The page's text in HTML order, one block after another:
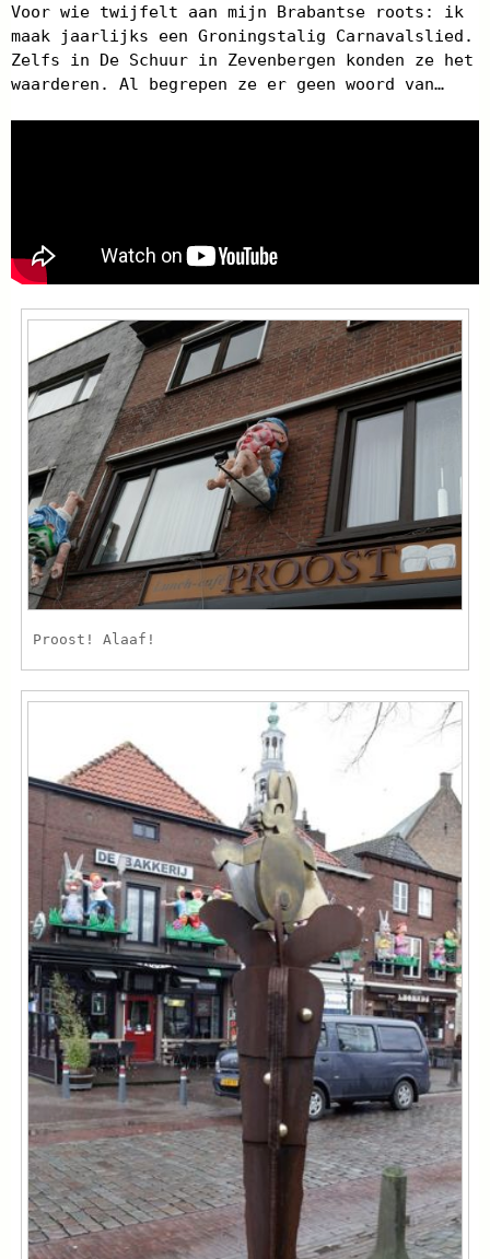
Voor wie twijfelt aan mijn Brabantse roots: ik
maak jaarlijks een Groningstalig Carnavalslied.
Zelfs in De Schuur in Zevenbergen konden ze het
waarderen. Al begrepen ze er geen woord van…
Proost! Alaaf!